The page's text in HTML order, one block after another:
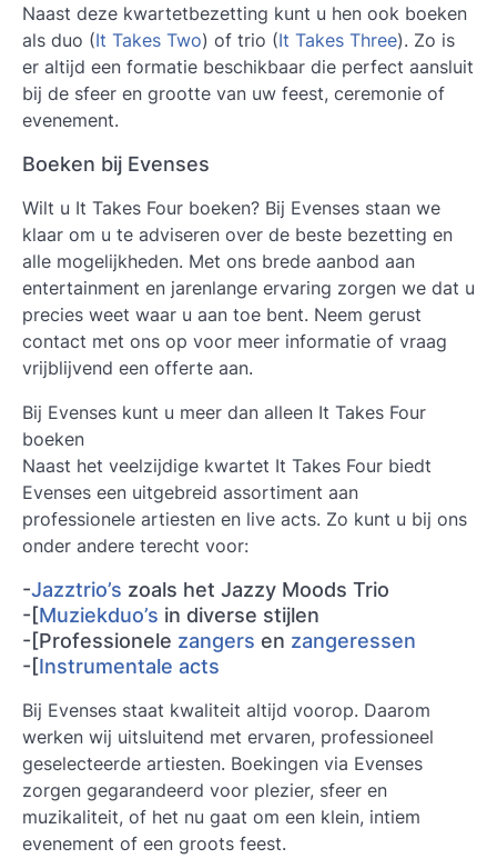
Naast deze kwartetbezetting kunt u hen ook boeken
als duo (It Takes Two) of trio (It Takes Three). Zo is
er altijd een formatie beschikbaar die perfect aansluit
bij de sfeer en grootte van uw feest, ceremonie of
evenement.
Boeken bij Evenses
Wilt u It Takes Four boeken? Bij Evenses staan we
klaar om u te adviseren over de beste bezetting en
alle mogelijkheden. Met ons brede aanbod aan
entertainment en jarenlange ervaring zorgen we dat u
precies weet waar u aan toe bent. Neem gerust
contact met ons op voor meer informatie of vraag
vrijblijvend een offerte aan.
Bij Evenses kunt u meer dan alleen It Takes Four
boeken
Naast het veelzijdige kwartet It Takes Four biedt
Evenses een uitgebreid assortiment aan
professionele artiesten en live acts. Zo kunt u bij ons
onder andere terecht voor:
-Jazztrio’s zoals het Jazzy Moods Trio
-[Muziekduo’s in diverse stijlen
-[Professionele zangers en zangeressen
-[Instrumentale acts
Bij Evenses staat kwaliteit altijd voorop. Daarom
werken wij uitsluitend met ervaren, professioneel
geselecteerde artiesten. Boekingen via Evenses
zorgen gegarandeerd voor plezier, sfeer en
muzikaliteit, of het nu gaat om een klein, intiem
evenement of een groots feest.